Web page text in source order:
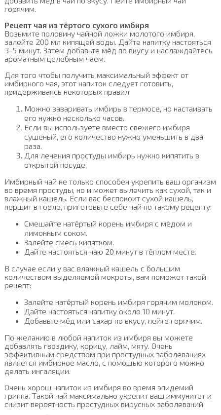
горячим.
Рецепт чая из тёртого сухого имбиря
Возьмите половину чайной ложки молотого имбиря,
залейте 200 мл кипящей воды. Дайте напитку настояться
3-5 минут. Затем добавьте мёд по вкусу и наслаждайтесь
ароматным целебным чаем.
Для того чтобы получить максимальный эффект от
имбирного чая, этот напиток следует готовить,
придерживаясь некоторых правил:
Можно заваривать имбирь в термосе, но настаивать
его нужно несколько часов.
Если вы используете вместо свежего имбиря
сушеный, его количество нужно уменьшить в два
раза.
Для лечения простуды имбирь нужно кипятить в
открытой посуде.
Имбирный чай не только способен укрепить ваш организм
во время простуды, но и может вылечить как сухой, так и
влажный кашель. Если вас беспокоит сухой кашель,
першит в горле, приготовьте себе чай по такому рецепту:
Смешайте натёртый корень имбиря с мёдом и
лимонным соком.
Залейте смесь кипятком.
Дайте настояться чаю 20 минут в тёплом месте.
В случае если у вас влажный кашель с большим
количеством выделяемой мокроты, вам поможет такой
рецепт:
Залейте натёртый корень имбиря горячим молоком.
Дайте настояться напитку около 10 минут.
Добавьте мёд или сахар по вкусу, пейте горячим.
По желанию в любой напиток из имбиря вы можете
добавлять гвоздику, корицу, лайм, мяту. Очень
эффективным средством при простудных заболеваниях
является имбирное масло, с помощью которого можно
делать ингаляции.
Очень хорош напиток из имбиря во время эпидемий
гриппа. Такой чай максимально укрепит ваш иммунитет и
снизит вероятность простудных вирусных заболеваний.